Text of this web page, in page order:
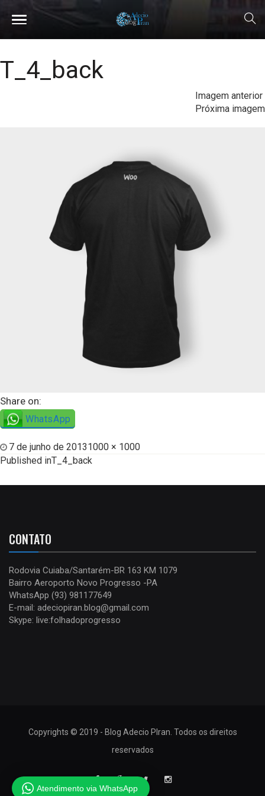
T_4_back
Imagem anterior
Próxima imagem
Share on:
WhatsApp
7 de junho de 20131000 × 1000
Published inT_4_back
CONTATO
Rodovia Cuiaba/Santarém-BR 163 KM 1079
Bairro Aeroporto Novo Progresso -PA
WhatsApp (93) 981177649
E-mail: adeciopiran.blog@gmail.com
Skype: live:folhadoprogresso
Copyrights © 2019 - Blog Adecio PIran. Todos os direitos
reservados
Atendimento via WhatsApp